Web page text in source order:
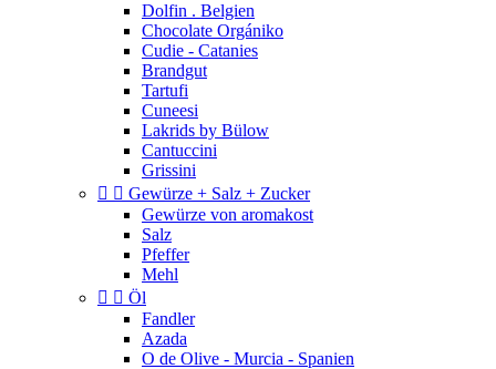
Dolfin . Belgien
Chocolate Orgániko
Cudie - Catanies
Brandgut
Tartufi
Cuneesi
Lakrids by Bülow
Cantuccini
Grissini
  Gewürze + Salz + Zucker
Gewürze von aromakost
Salz
Pfeffer
Mehl
  Öl
Fandler
Azada
O de Olive - Murcia - Spanien